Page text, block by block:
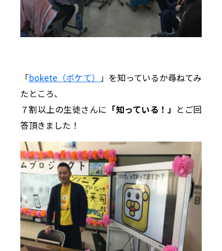
「bokete（ボケて） 」を知っているか尋ねてみ
たところ、
７割以上の生徒さんに 「知っている！」 とご回
答頂きました！